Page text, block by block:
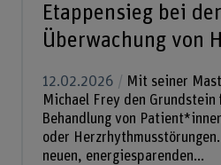
Etappensieg bei
Überwachung von
12.02.2026
Mit seiner
Michael Frey den Grundstein
Behandlung von
oder
neuen, energiesparenden...